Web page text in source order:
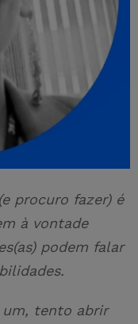
procuro fazer) é
à vontade
podem falar
um, tento abrir